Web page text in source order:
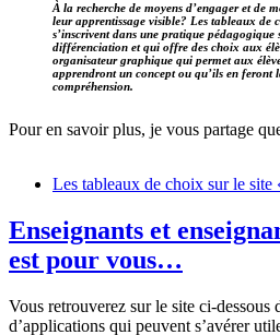
À la recherche de moyens d’engager et de
leur apprentissage visible? Les tableaux de
s’inscrivent dans une pratique
différenciation et qui offre des choix aux
organisateur graphique qui permet aux
apprendront un concept ou qu’ils en feront
compréhension.
Pour en savoir plus, je vous partage
Les tableaux de choix sur le site
Enseignants et
est pour vous…
Vous retrouverez sur le site ci-dessous
d’applications qui peuvent s’avérer